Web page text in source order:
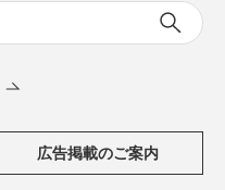
広告掲載のご案内